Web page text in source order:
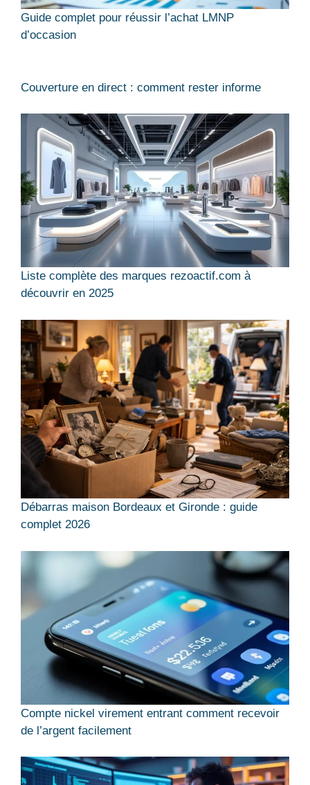
Guide complet pour réussir l’achat LMNP
d’occasion
Couverture en direct : comment rester informe
Liste complète des marques rezoactif.com à
découvrir en 2025
Débarras maison Bordeaux et Gironde : guide
complet 2026
Compte nickel virement entrant comment recevoir
de l’argent facilement